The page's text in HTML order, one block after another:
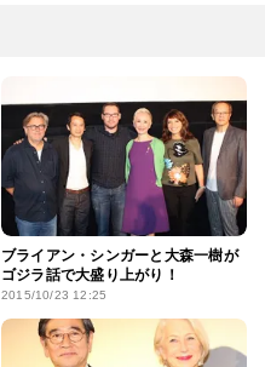
ブライアン・シンガーと大森一樹が
ゴジラ話で大盛り上がり！
2015/10/23 12:25